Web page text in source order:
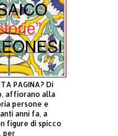
PAGINA? Di
affiorano alla
persone e
anni fa, a
figure di spicco
per